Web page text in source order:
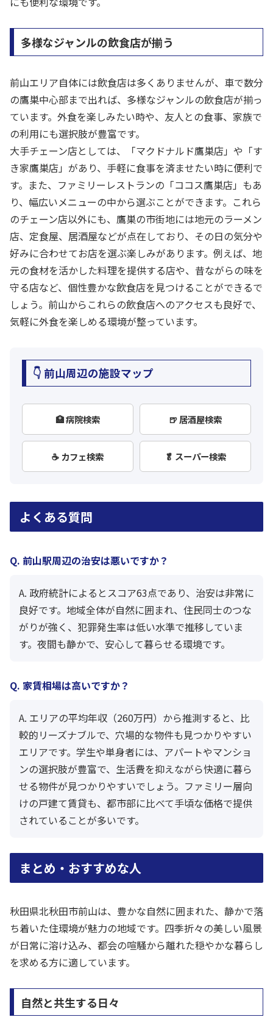
多様なジャンルの飲食店が揃う
前山エリア自体には飲食店は多くありませんが、車で数分
の鷹巣中心部まで出れば、多様なジャンルの飲食店が揃っ
ています。外食を楽しみたい時や、友人との食事、家族で
の利用にも選択肢が豊富です。
大手チェーン店としては、「マクドナルド鷹巣店」や「す
き家鷹巣店」があり、手軽に食事を済ませたい時に便利で
す。また、ファミリーレストランの「ココス鷹巣店」もあ
り、幅広いメニューの中から選ぶことができます。これら
のチェーン店以外にも、鷹巣の市街地には地元のラーメン
店、定食屋、居酒屋などが点在しており、その日の気分や
好みに合わせてお店を選ぶ楽しみがあります。例えば、地
元の食材を活かした料理を提供する店や、昔ながらの味を
守る店など、個性豊かな飲食店を見つけることができるで
しょう。前山からこれらの飲食店へのアクセスも良好で、
気軽に外食を楽しめる環境が整っています。
👇 前山周辺の施設マップ
🏥 病院検索 🍺 居酒屋検索
☕ カフェ検索 🥬 スーパー検索
よくある質問
Q. 前山駅周辺の治安は悪いですか？
A. 政府統計によるとスコア63点であり、治安は非常に
良好です。地域全体が自然に囲まれ、住民同士のつな
がりが強く、犯罪発生率は低い水準で推移していま
す。夜間も静かで、安心して暮らせる環境です。
Q. 家賃相場は高いですか？
A. エリアの平均年収（260万円）から推測すると、比
較的リーズナブルで、穴場的な物件も見つかりやすい
エリアです。学生や単身者には、アパートやマンショ
ンの選択肢が豊富で、生活費を抑えながら快適に暮ら
せる物件が見つかりやすいでしょう。ファミリー層向
けの戸建て賃貸も、都市部に比べて手頃な価格で提供
されていることが多いです。
まとめ・おすすめな人
秋田県北秋田市前山は、豊かな自然に囲まれた、静かで落
ち着いた住環境が魅力の地域です。四季折々の美しい風景
が日常に溶け込み、都会の喧騒から離れた穏やかな暮らし
を求める方に適しています。
自然と共生する日々